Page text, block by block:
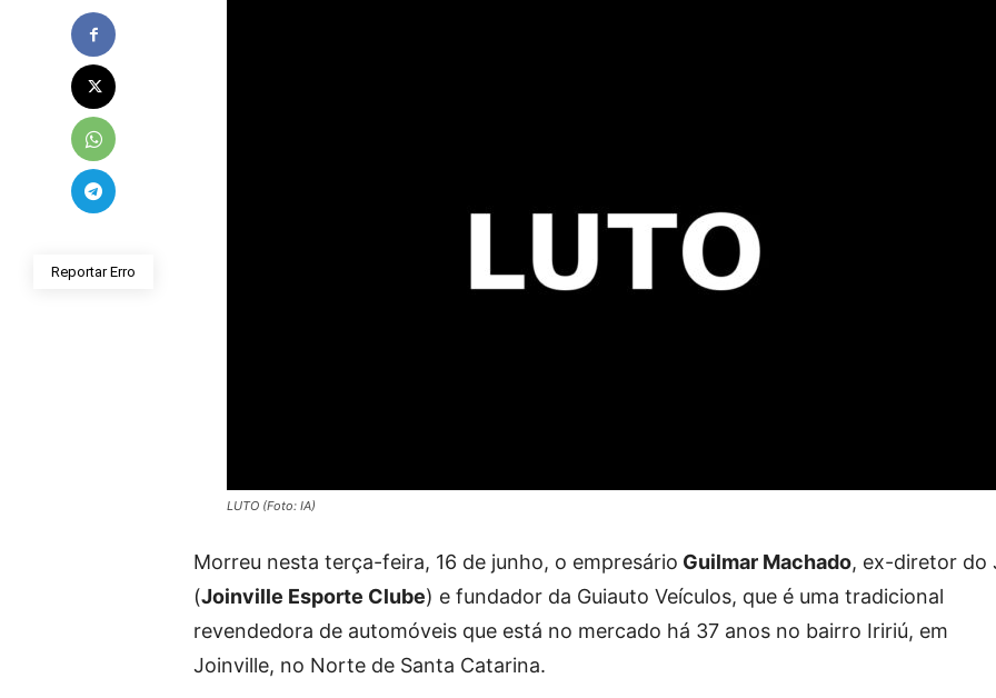
Reportar Erro
LUTO (Foto: IA)
Morreu nesta terça-feira, 16 de junho, o empresário Guilmar Machado, ex-diretor do
(Joinville Esporte Clube) e fundador da Guiauto Veículos, que é uma tradicional
revendedora de automóveis que está no mercado há 37 anos no bairro Iririú, em
Joinville, no Norte de Santa Catarina.